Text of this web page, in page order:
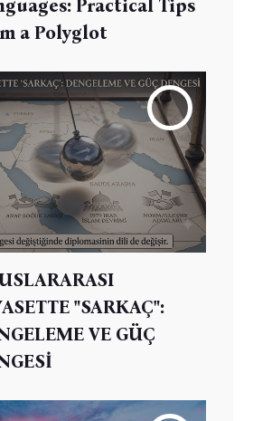
Practical Tips
a Polyglot
"SARKAÇ":
VE GÜÇ